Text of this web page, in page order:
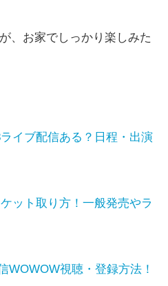
、お家でしっかり楽しみた
イブ配信ある？日程・出演
ット取り方！一般発売やラ
WOWOW視聴・登録方法！